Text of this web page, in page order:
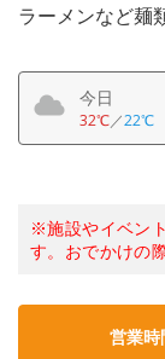
ラーメンなど麺
今日
32℃／22℃
※施設やイベン
す。おでかけの
営業時